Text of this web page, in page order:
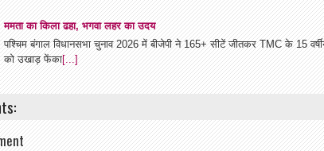
ममता का किला ढहा, भगवा लहर का उदय
पश्चिम बंगाल विधानसभा चुनाव 2026 में बीजेपी ने 165+ सीटें जीतकर TMC के 15
को उखाड़ फेंका[...]